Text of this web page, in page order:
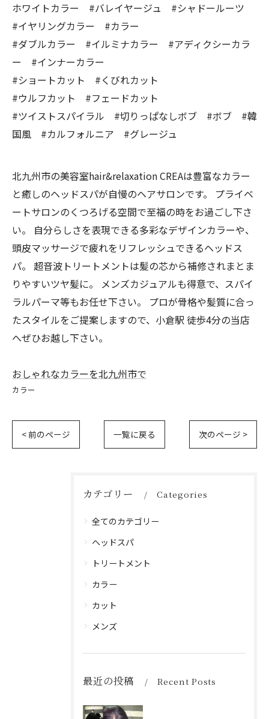
ホワイトカラー #バレイヤージュ #シャドールーツ
#イヤリングカラー #カラー
#ダブルカラー #イルミナカラー #アディクシーカラ
ー #インナーカラー
#ショートカット #くびれカット
#ウルフカット #フェードカット
#ツイストスパイラル #切りっぱなしボブ #ボブ #韓
国風 #カルフォルニア #グレージュ
北九州市の美容室hair&relaxation CREAは豊富なカラー
と癒しのヘッドスパが自慢のヘアサロンです。 プライベ
ートサロンのくつろげる空間で至福の時をお過ごし下さ
い。 自分らしさを表現できる多彩なデザインカラーや、
頭皮マッサージで疲れをリフレッシュできるヘッドス
パ。 超音波トリートメントは髪の芯から補修されまとま
りやすいツヤ髪に。 メンズカジュアルも得意で、スパイ
ラルパーマ等もお任せ下さい。 プロが骨格や髪質に合っ
たスタイルをご提案しますので、小倉駅 徒歩4分の当店
へぜひお越し下さい。
おしゃれなカラーを北九州市で
カラー
< 前のページ 一覧に戻る 次のページ >
カテゴリー Categories
全てのカテゴリー
ヘッドスパ
トリートメント
カラー
カット
メンズ
最近の投稿 Recent Posts